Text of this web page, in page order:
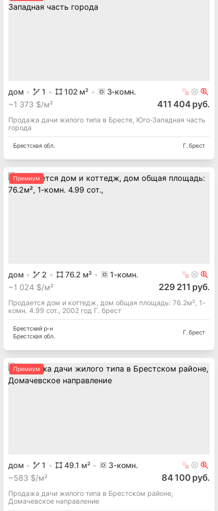
дом 1 102 м² 3-комн.
~1 373 $/м² 411 404 руб.
Продажа дачи жилого типа в Бресте, Юго-Западная часть
города
Брестская обл. Г. брест
Премиум
дом 2 76.2 м² 1-комн.
~1 024 $/м² 229 211 руб.
Продается дом и коттедж, дом общая площадь: 76.2м², 1-
комн. 4.99 сот., 2002 год Г. брест
Брестский р-н
Брестская обл.
Г. брест
Премиум
дом 1 49.1 м² 3-комн.
~583 $/м² 84 100 руб.
Продажа дачи жилого типа в Брестском районе,
Домачевское направление